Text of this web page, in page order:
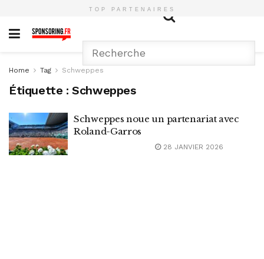
TOP PARTENAIRES
Home Tag Schweppes
Étiquette :Schweppes
Schweppes noue un partenariat avec
Roland-Garros
28 JANVIER 2026